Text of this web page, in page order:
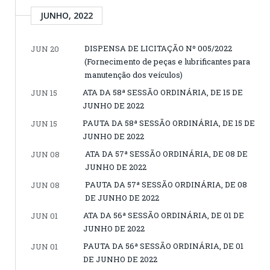
JUNHO, 2022
JUN 20
DISPENSA DE LICITAÇÃO Nº 005/2022
(Fornecimento de peças e lubrificantes para
manutenção dos veículos)
JUN 15
ATA DA 58ª SESSÃO ORDINÁRIA, DE 15 DE
JUNHO DE 2022
JUN 15
PAUTA DA 58ª SESSÃO ORDINÁRIA, DE 15 DE
JUNHO DE 2022
JUN 08
ATA DA 57ª SESSÃO ORDINÁRIA, DE 08 DE
JUNHO DE 2022
JUN 08
PAUTA DA 57ª SESSÃO ORDINÁRIA, DE 08
DE JUNHO DE 2022
JUN 01
ATA DA 56ª SESSÃO ORDINÁRIA, DE 01 DE
JUNHO DE 2022
JUN 01
PAUTA DA 56ª SESSÃO ORDINÁRIA, DE 01
DE JUNHO DE 2022